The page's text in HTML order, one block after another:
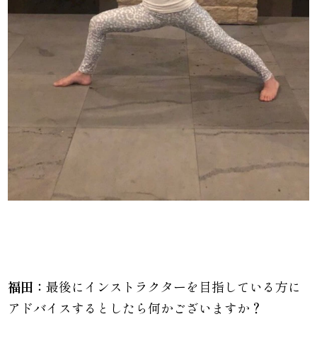
福田：最後にインストラクターを目指している方に
アドバイスするとしたら何かございますか？